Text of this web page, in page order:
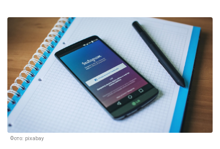
Фото: pixabay